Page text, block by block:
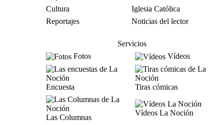
Cultura
Iglesia Católica
Reportajes
Noticias del lector
Servicios
Fotos
Vídeos
Encuesta Tiras cómicas
Las Columnas
Vídeos La Noción